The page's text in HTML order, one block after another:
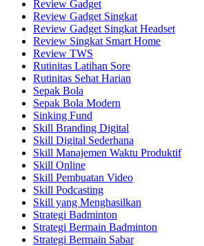
Review Gadget
Review Gadget Singkat
Review Gadget Singkat Headset
Review Singkat Smart Home
Review TWS
Rutinitas Latihan Sore
Rutinitas Sehat Harian
Sepak Bola
Sepak Bola Modern
Sinking Fund
Skill Branding Digital
Skill Digital Sederhana
Skill Manajemen Waktu Produktif
Skill Online
Skill Pembuatan Video
Skill Podcasting
Skill yang Menghasilkan
Strategi Badminton
Strategi Bermain Badminton
Strategi Bermain Sabar